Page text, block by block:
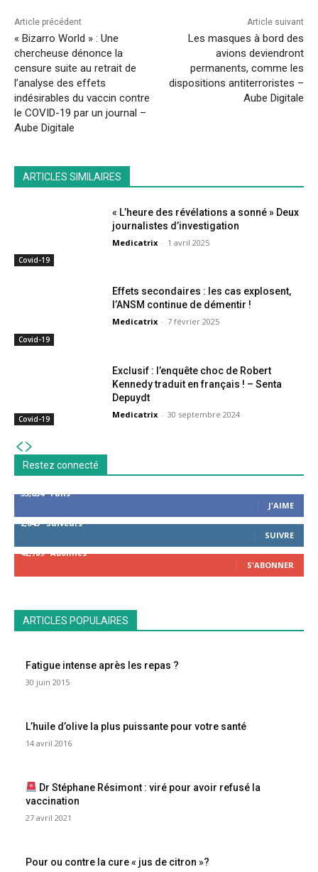
Article précédent
« Bizarro World » : Une
chercheuse dénonce la
censure suite au retrait de
l’analyse des effets
indésirables du vaccin contre
le COVID-19 par un journal –
Aube Digitale
Article suivant
Les masques à bord des
avions deviendront
permanents, comme les
dispositions antiterroristes –
Aube Digitale
ARTICLES SIMILAIRES
Covid-19
« L’heure des révélations a sonné » Deux
journalistes d’investigation
Medicatrix - 1 avril 2025
Covid-19
Effets secondaires : les cas explosent,
l’ANSM continue de démentir !
Medicatrix - 7 février 2025
Covid-19
Exclusif : l’enquête choc de Robert
Kennedy traduit en français ! – Senta
Depuydt
Medicatrix - 30 septembre 2024
Restez connecté
53,654
Fans
J'AIME
2,043 Suiveurs
SUIVRE
42,789 Abonnés
S'ABONNER
ARTICLES POPULAIRES
Fatigue intense après les repas ?
30 juin 2015
L’huile d’olive la plus puissante pour votre santé
14 avril 2016
Dr Stéphane Résimont : viré pour avoir refusé la
vaccination
27 avril 2021
Pour ou contre la cure « jus de citron »?